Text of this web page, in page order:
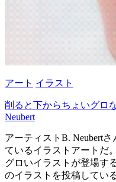
アート イラスト
削ると下からちょいグロ
Neubert
アーティストB. Neubert
ているイラストアートだ
グロいイラストが登場す
のイラストを投稿してい